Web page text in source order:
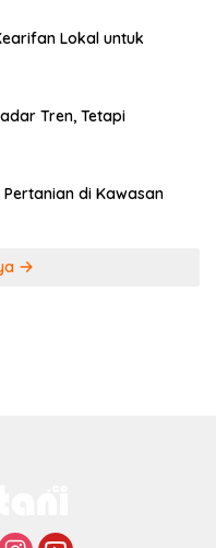
Lokal untuk
Tren, Tetapi
di Kawasan